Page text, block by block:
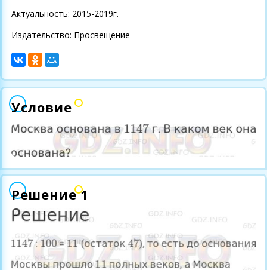
Актуальность: 2015-2019г.
Издательство: Просвещение
Условие
Решение 1